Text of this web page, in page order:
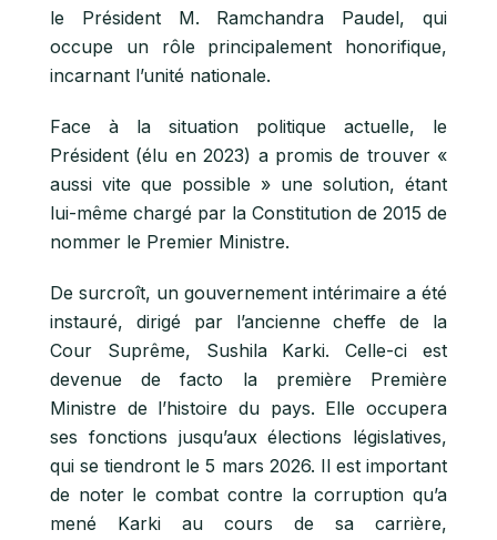
le Président M. Ramchandra Paudel, qui
occupe un rôle principalement honorifique,
incarnant l’unité nationale.
Face à la situation politique actuelle, le
Président (élu en 2023) a promis de trouver «
aussi vite que possible » une solution, étant
lui-même chargé par la Constitution de 2015 de
nommer le Premier Ministre.
De surcroît, un gouvernement intérimaire a été
instauré, dirigé par l’ancienne cheffe de la
Cour Suprême, Sushila Karki. Celle-ci est
devenue de facto la première Première
Ministre de l’histoire du pays. Elle occupera
ses fonctions jusqu’aux élections législatives,
qui se tiendront le 5 mars 2026. Il est important
de noter le combat contre la corruption qu’a
mené Karki au cours de sa carrière,